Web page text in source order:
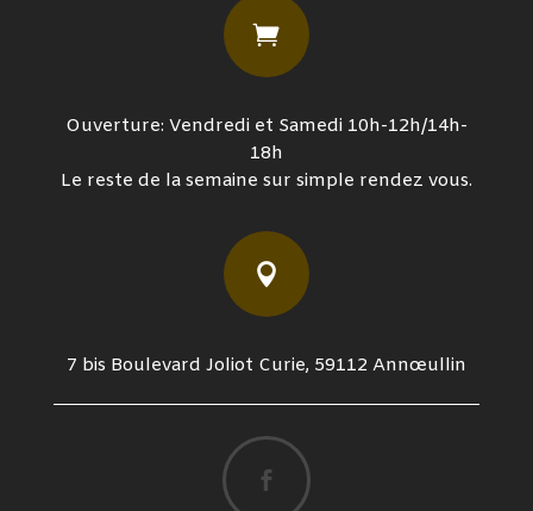

Ouverture: Vendredi et Samedi 10h-12h/14h-
18h
Le reste de la semaine sur simple rendez vous.

7 bis Boulevard Joliot Curie, 59112 Annœullin
